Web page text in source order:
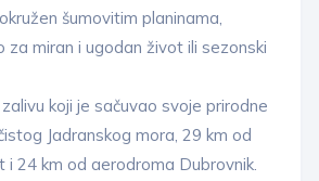
šumovitim planinama,
za miran i ugodan život ili sezonski
koji je sačuvao svoje prirodne
Jadranskog mora, 29 km od
24 km od aerodroma Dubrovnik.